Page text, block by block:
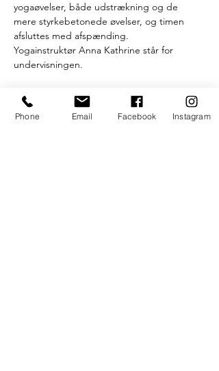
yogaøvelser, både udstrækning og de
mere styrkebetonede øvelser, og timen
afsluttes med afspænding.
Yogainstruktør Anna Kathrine står for
undervisningen.
Efter timen onsdagen serverer vi gratis
kaffe, te og hjemmebagte boller.
På Facebook kan du finde gruppen "UngK
Phone Email Facebook Instagram